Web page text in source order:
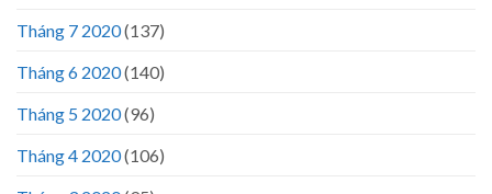
Tháng 7 2020(137)
Tháng 6 2020(140)
Tháng 5 2020(96)
Tháng 4 2020(106)